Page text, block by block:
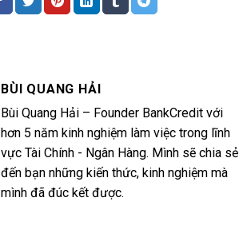
BÙI QUANG HẢI
Bùi Quang Hải – Founder BankCredit với
hơn 5 năm kinh nghiệm làm việc trong lĩnh
vực Tài Chính - Ngân Hàng. Mình sẽ chia sẻ
đến bạn những kiến thức, kinh nghiệm mà
mình đã đúc kết được.